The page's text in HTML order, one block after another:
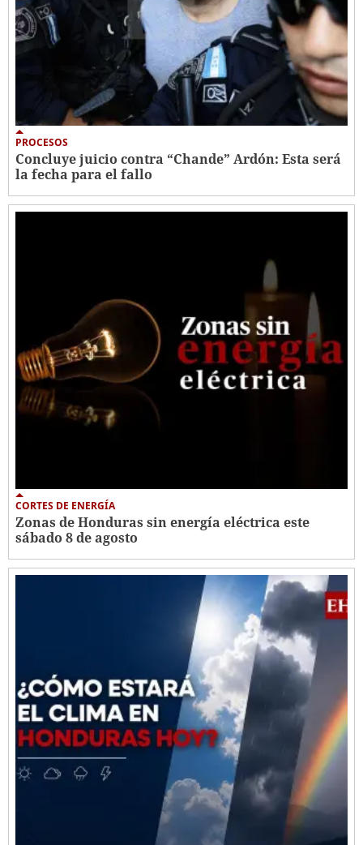
PROCESOS
Concluye juicio contra “Chande” Ardón: Esta será
la fecha para el fallo
CORTES DE ENERGÍA
Zonas de Honduras sin energía eléctrica este
sábado 8 de agosto